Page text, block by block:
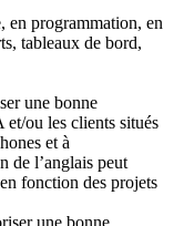
en programmation, en
tableaux de bord,
une bonne
ou les clients situés
et à
de l’anglais peut
fonction des projets
une bonne